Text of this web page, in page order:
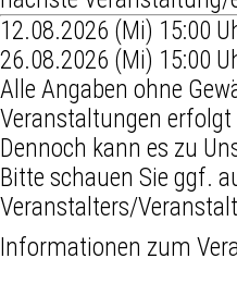
12.08.2026 (Mi) 15:00
26.08.2026 (Mi) 15:00
Alle Angaben ohne
Veranstaltungen
Dennoch kann es zu
Bitte schauen Sie ggf.
Veranstalters/
Informationen zum